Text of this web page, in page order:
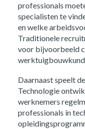
professionals
specialisten te
en welke
Traditionele
voor bijvoorbeeld
Daarnaast speelt de
Technologie
werknemers
professionals in